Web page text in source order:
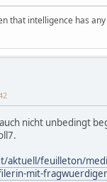
that intelligence has
nicht unbedingt
aktuell/feuilleton/
mit-